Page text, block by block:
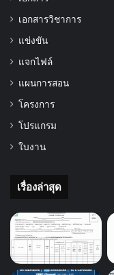
เอกสารวิชาการ
แข่งขัน
แจกไฟล์
แผนการสอน
โครงการ
โปรแกรม
ใบงาน
เรื่องล่าสุด